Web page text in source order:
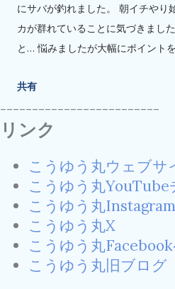
にサバが釣れました。 朝イチやり
カが群れていることに気づきまし
と… 悩みましたが大幅にポイント
を見ました。 型は套長20センチ位
した。 釣った方は、頑張って誘い
ってアタリがなければ巻き落とし
そうです。 コマセマダイ。 こち
らなかったと思います。0.3か0.4キ
キ。 アタリ少なく、魚の反応が上
んど餌が取られず。難しい状況で
まくいかず裏目裏目ですみませんで
共有
-------------------------
リンク
こうゆう丸ウェブサ
こうゆう丸YouTube
こうゆう丸Instagram
こうゆう丸X
こうゆう丸
こうゆう丸旧ブログ